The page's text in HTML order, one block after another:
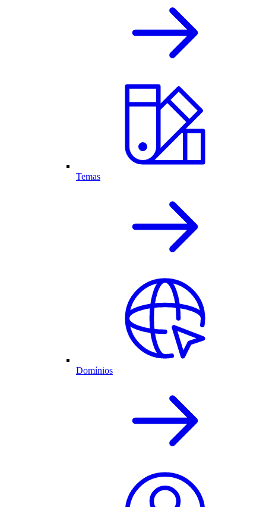
Temas
Domínios